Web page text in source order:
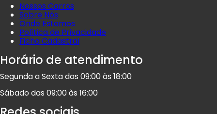
Nossos Carros
Sobre Nós
Onde Estamos
Política de Privacidade
Ficha Cadastral
Horário de atendimento
Segunda a Sexta das 09:00 às 18:00
Sábado das 09:00 às 16:00